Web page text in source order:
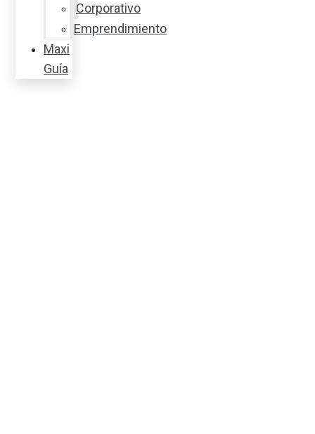
Corporativo
Emprendimiento
Maxi
Guía